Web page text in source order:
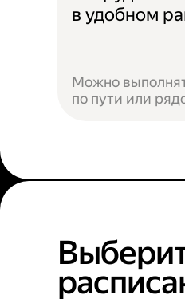
в удобном
Можно
по пути или